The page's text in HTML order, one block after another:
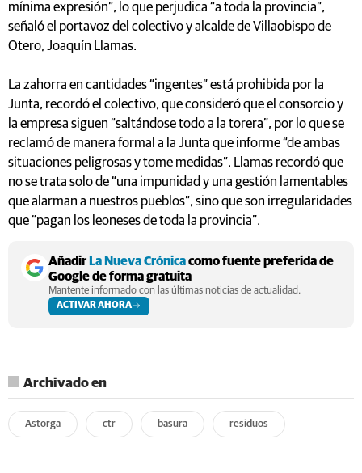
mínima expresión”, lo que perjudica “a toda la provincia”,
señaló el portavoz del colectivo y alcalde de Villaobispo de
Otero, Joaquín Llamas.
La zahorra en cantidades “ingentes” está prohibida por la
Junta, recordó el colectivo, que consideró que el consorcio y
la empresa siguen “saltándose todo a la torera”, por lo que se
reclamó de manera formal a la Junta que informe “de ambas
situaciones peligrosas y tome medidas”. Llamas recordó que
no se trata solo de “una impunidad y una gestión lamentables
que alarman a nuestros pueblos”, sino que son irregularidades
que “pagan los leoneses de toda la provincia”.
AñadirLa Nueva Crónicacomo fuente preferida de
Google de forma gratuita
Mantente informado con las últimas noticias de actualidad.
ACTIVAR AHORA
Archivado en
Astorga ctr basura residuos